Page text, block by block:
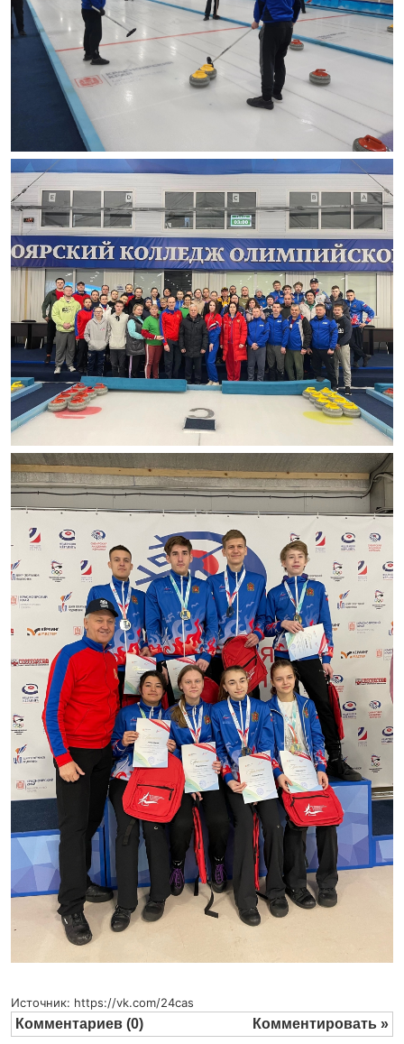
Источник: https://vk.com/24cas
Комментировать »
Комментариев (0)